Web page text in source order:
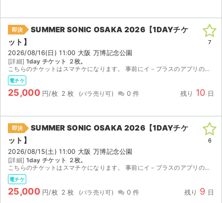
即決
SUMMER SONIC OSAKA 2026【1DAYチケ
ット】
2026/08/16(日) 11:00 大阪 万博記念公園
[詳細] 1day チケット ２枚。
こちらのチケットはスマチケになります。 事前にイ－プラスのアプリのインストールをお済ませください。 ご購入の場合にはイ－プラスのアプリに登録済みのメ－ルアドレス（複数枚ご購入の場合には複数人分...
電チケ
25,000 円/枚 2 枚 0 件 残り 10 日
7
即決
SUMMER SONIC OSAKA 2026【1DAYチケ
ット】
2026/08/15(土) 11:00 大阪 万博記念公園
[詳細] 1day チケット ２枚。
こちらのチケットはスマチケになります。 事前にイ－プラスのアプリのインストールをお済ませください。 ご購入の場合にはイ－プラスのアプリに登録済みのメ－ルアドレス（複数枚ご購入の場合には複数人分...
電チケ
25,000 円/枚 2 枚 0 件 残り 9 日
6